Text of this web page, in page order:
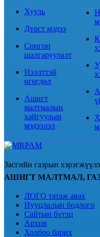
Хууль
Дүрст мэдээ
Сонгон
шалгаруулалт
Нээлттэй
өгөгдөл
Ашигт
малтмалын
хайгуулын
мэдээлэл
Засгийн газрын
АШИГТ МАЛТМАЛ,
ЛОГО татаж авах
Нууцлалын бодлого
Сайтын бүтэц
Архив
Холбоо барих